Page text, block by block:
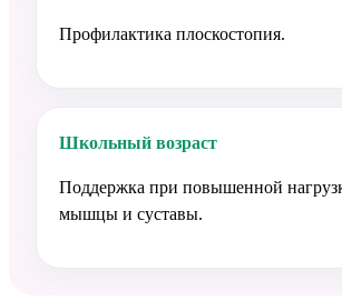
Профилактика плоскостопия.
Школьный возраст
Поддержка при повышенной
мышцы и суставы.